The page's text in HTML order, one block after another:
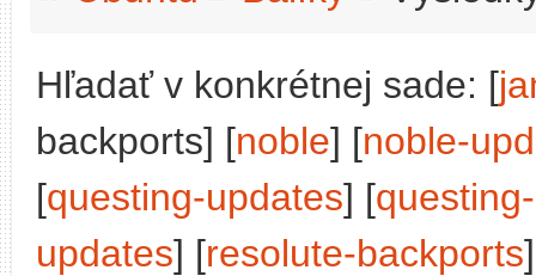
Hľadať v konkrétnej sade: [
backports] [noble] [noble-
[questing-updates] [
updates] [resolute-backports